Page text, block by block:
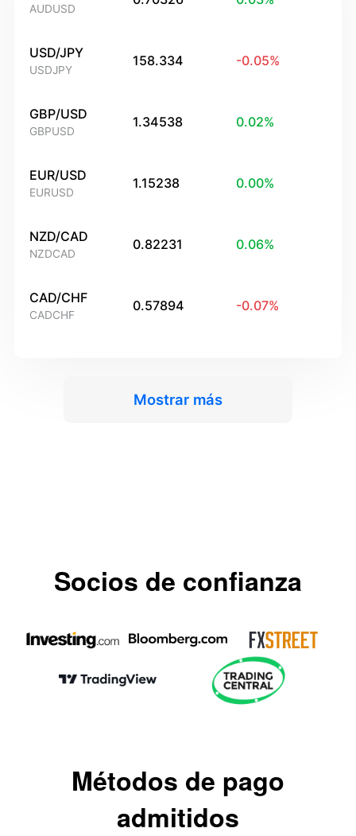
AUDUSD
USD/JPY
USDJPY
158.334 -0.05%
GBP/USD
GBPUSD
1.34538 0.02%
EUR/USD
EURUSD
1.15238 0.00%
NZD/CAD
NZDCAD
0.82231 0.06%
CAD/CHF
CADCHF
0.57894 -0.07%
Mostrar más
Socios de confianza
Métodos de pago
admitidos